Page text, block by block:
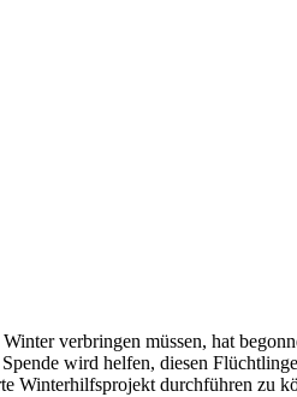
verbringen müssen, hat
wird helfen, diesen
Winterhilfsprojekt durchführen zu